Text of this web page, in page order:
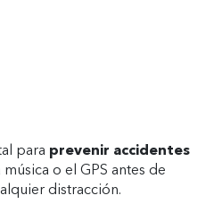
para prevenir accidentes
o el GPS antes de
distracción.